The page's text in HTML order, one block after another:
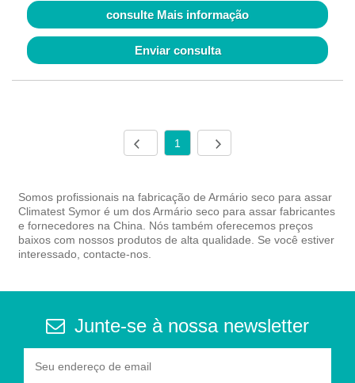
consulte Mais informação
Enviar consulta
1
Somos profissionais na fabricação de Armário seco para assar
Climatest Symor é um dos Armário seco para assar fabricantes
e fornecedores na China. Nós também oferecemos preços
baixos com nossos produtos de alta qualidade. Se você estiver
interessado, contacte-nos.
Junte-se à nossa newsletter